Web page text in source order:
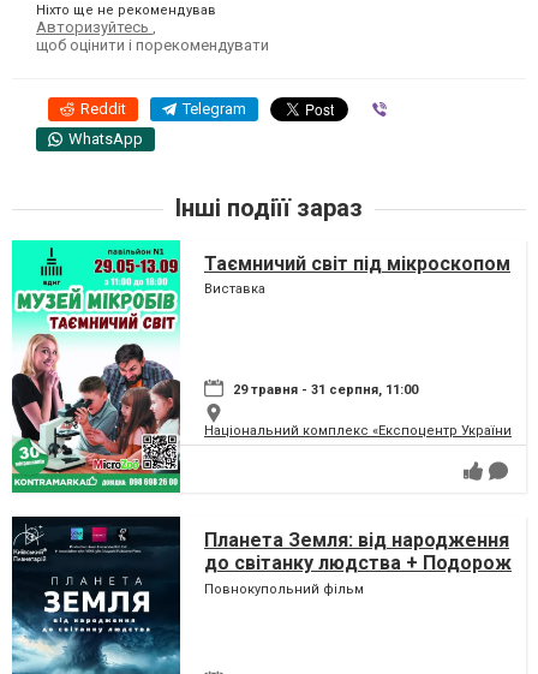
Ніхто ще не рекомендував
Авторизуйтесь
щоб оцінити і порекомендувати
Reddit Telegram
WhatsApp
Інші подіїї зараз
Таємничий світ під мікроскопом
Виставка
29 травня - 31 серпня, 11:00
Національний комплекс «Експоцентр України»
Планета Земля: від народження
до світанку людства + Подорож
сузір'ями (класична програма)
Повнокупольний фільм